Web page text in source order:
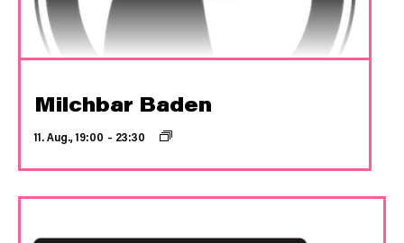
Milchbar Baden
11. Aug., 19:00 – 23:30